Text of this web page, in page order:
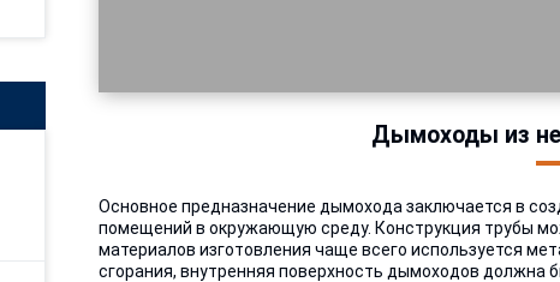
Дымоходы из
Основное предназначение дымохода заключается в
помещений в окружающую среду. Конструкция трубы
материалов изготовления чаще всего используется
сгорания, внутренняя поверхность дымоходов